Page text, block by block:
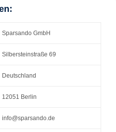
Sparsando GmbH
Silbersteinstraße 69
Deutschland
12051 Berlin
info@sparsando.de